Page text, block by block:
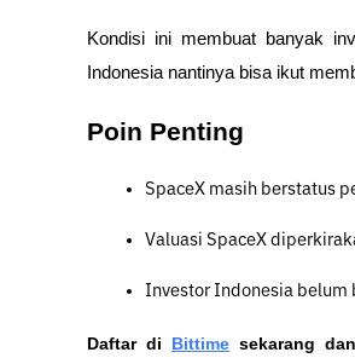
Kondisi ini membuat banyak
Indonesia nantinya bisa ikut
Poin Penting
SpaceX masih berstatus
Valuasi SpaceX
Investor Indonesia belum
Daftar di Bittime sekarang